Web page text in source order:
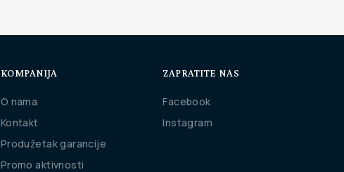
KOMPANIJA
O nama
Kontakt
Produžetak garancije
Promo aktivnosti
ZAPRATITE NAS
Facebook
Instagram